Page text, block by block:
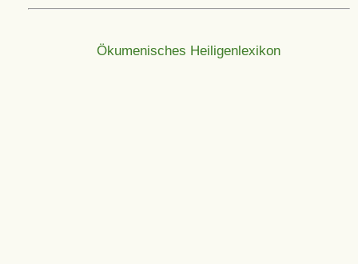
Ökumenisches Heiligenlexikon